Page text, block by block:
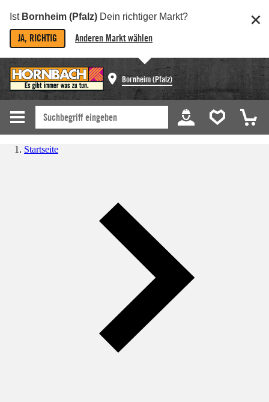
Ist Bornheim (Pfalz) Dein richtiger Markt?
JA, RICHTIG Anderen Markt wählen
Bornheim (Pfalz)
Startseite